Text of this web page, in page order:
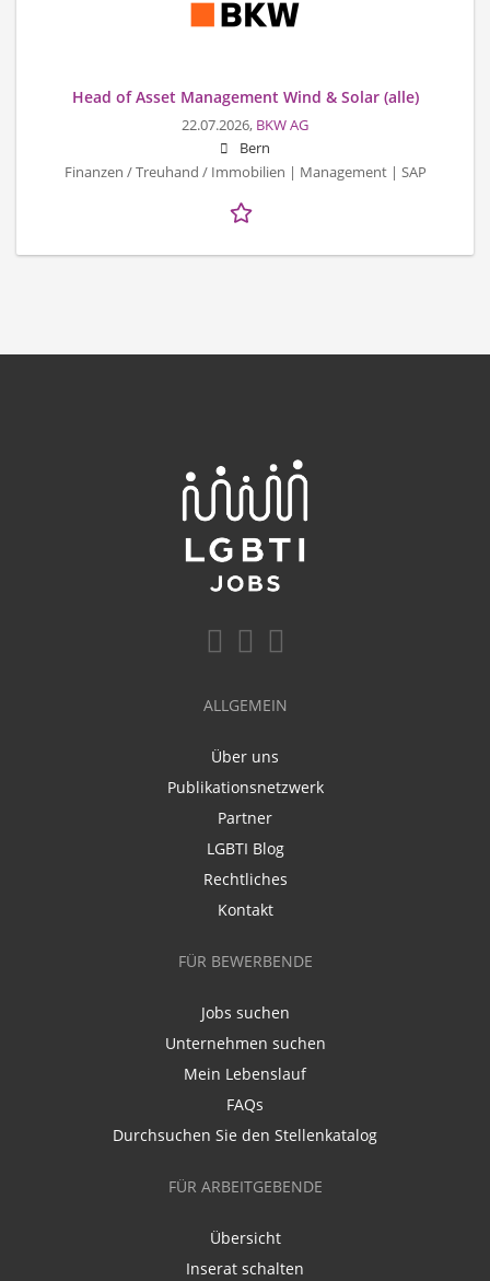
Head of Asset Management Wind & Solar (alle)
22.07.2026, BKW AG
Bern
Finanzen / Treuhand / Immobilien | Management | SAP
ALLGEMEIN
Über uns
Publikationsnetzwerk
Partner
LGBTI Blog
Rechtliches
Kontakt
FÜR BEWERBENDE
Jobs suchen
Unternehmen suchen
Mein Lebenslauf
FAQs
Durchsuchen Sie den Stellenkatalog
FÜR ARBEITGEBENDE
Übersicht
Inserat schalten